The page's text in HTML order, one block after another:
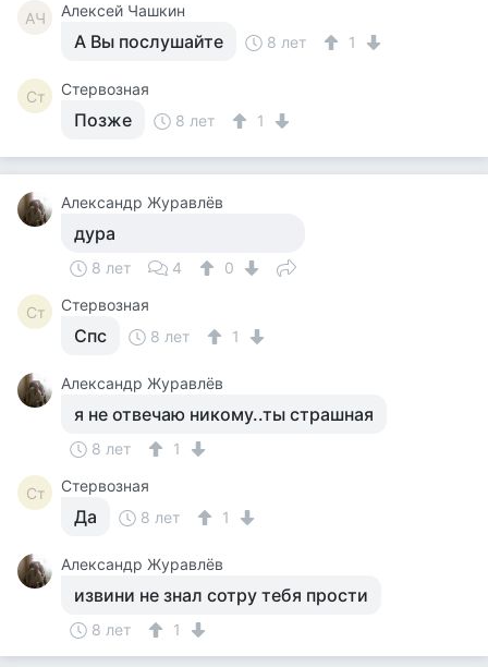
АЧ Алексей Чашкин
А Вы послушайте 8 лет 1
Ст Стервозная
Позже 8 лет 1
Александр Журавлёв
дура
8 лет 4 0
Ст Стервозная
Спс 8 лет 1
Александр Журавлёв
я не отвечаю никому..ты страшная
8 лет 1
Ст Стервозная
Да 8 лет 1
Александр Журавлёв
извини не знал сотру тебя прости
8 лет 1